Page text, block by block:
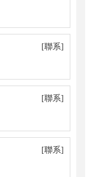
[聯系]
[聯系]
[聯系]